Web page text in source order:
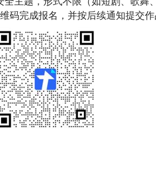
码完成报名，并按后续通知提交作